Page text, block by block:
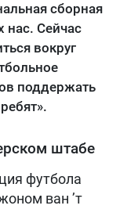
сборная
нас. Сейчас
вокруг
поддержать
штабе
футбола
ван ’т